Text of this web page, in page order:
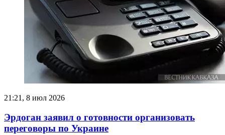
21:21, 8 июл 2026
Эрдоган заявил о готовности организовать
переговоры по Украине